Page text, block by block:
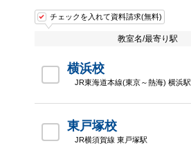
チェックを入れて資料請求(無料)
教室名/最寄り駅
横浜校
JR東海道本線(東京～熱海) 横浜駅
東戸塚校
JR横須賀線 東戸塚駅